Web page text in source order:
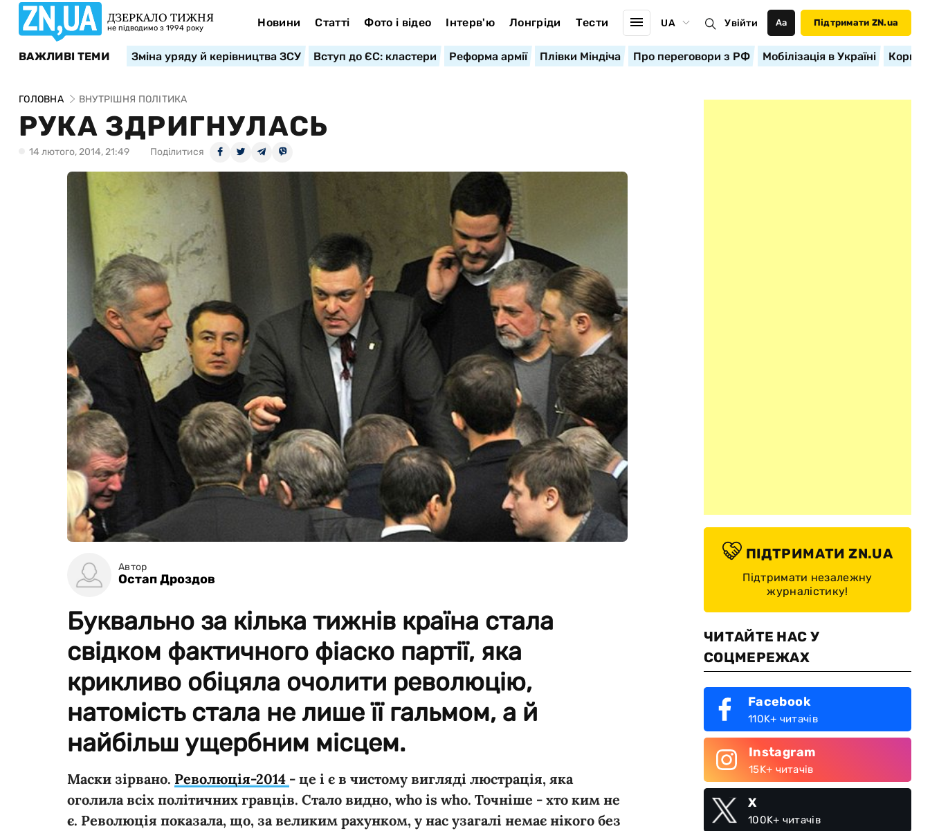
ДЗЕРКАЛО ТИЖНЯ
не підводимо з 1994 року Новини Статті Фото і відео Інтерв'ю Лонгріди Тести UA Увійти Аа Підтримати ZN.ua
ВАЖЛИВІ ТЕМИ Зміна уряду й керівництва ЗСУ Вступ до ЄС: кластери Реформа армії Плівки Міндіча Про переговори з РФ Мобілізація в Україні
ГОЛОВНА ВНУТРІШНЯ ПОЛІТИКА
РУКА ЗДРИГНУЛАСЬ
14 лютого, 2014, 21:49 Поділитися
Автор
Остап Дроздов
Буквально за кілька тижнів країна стала
свідком фактичного фіаско партії, яка
крикливо обіцяла очолити революцію,
натомість стала не лише її гальмом, а й
найбільш ущербним місцем.
Маски зірвано. Революція-2014 - це і є в чистому вигляді люстрація, яка
оголила всіх політичних гравців. Стало видно, who is who. Точніше - хто ким не
є. Революція показала, що, за великим рахунком, у нас узагалі немає нікого без
ПІДТРИМАТИ ZN.UA
Підтримати незалежну
журналістику!
ЧИТАЙТЕ НАС У
СОЦМЕРЕЖАХ
Facebook
110K+ читачів
Instagram
15K+ читачів
X
100K+ читачів